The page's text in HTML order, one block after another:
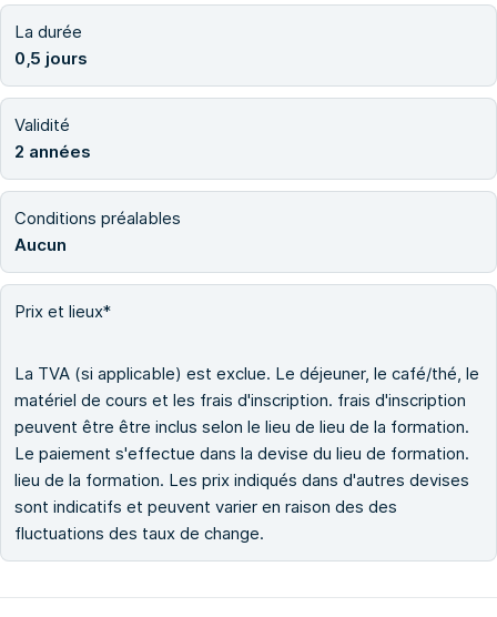
La durée
0,5 jours
Validité
2 années
Conditions préalables
Aucun
Prix et lieux*
La TVA (si applicable) est exclue. Le déjeuner, le café/thé, le
matériel de cours et les frais d'inscription. frais d'inscription
peuvent être être inclus selon le lieu de lieu de la formation.
Le paiement s'effectue dans la devise du lieu de formation.
lieu de la formation. Les prix indiqués dans d'autres devises
sont indicatifs et peuvent varier en raison des des
fluctuations des taux de change.